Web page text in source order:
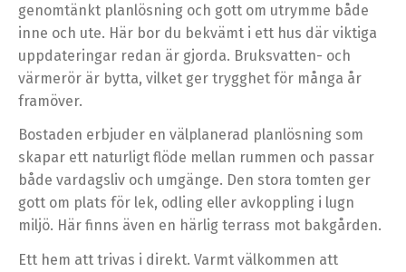
genomtänkt planlösning och gott om utrymme både
inne och ute. Här bor du bekvämt i ett hus där viktiga
uppdateringar redan är gjorda. Bruksvatten- och
värmerör är bytta, vilket ger trygghet för många år
framöver.
Bostaden erbjuder en välplanerad planlösning som
skapar ett naturligt flöde mellan rummen och passar
både vardagsliv och umgänge. Den stora tomten ger
gott om plats för lek, odling eller avkoppling i lugn
miljö. Här finns även en härlig terrass mot bakgården.
Ett hem att trivas i direkt. Varmt välkommen att